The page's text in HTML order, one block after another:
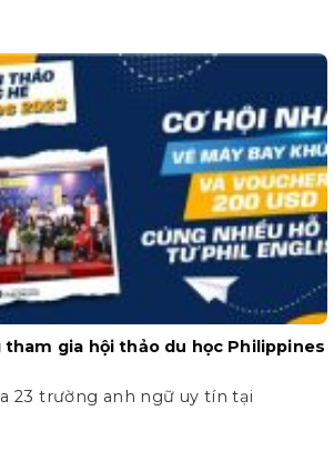
gia hội thảo du học Philippines
23 trường anh ngữ uy tín tại